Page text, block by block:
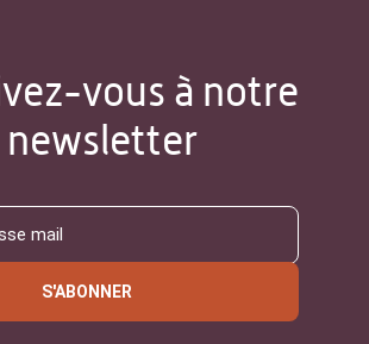
vous à notre
newsletter
S'ABONNER